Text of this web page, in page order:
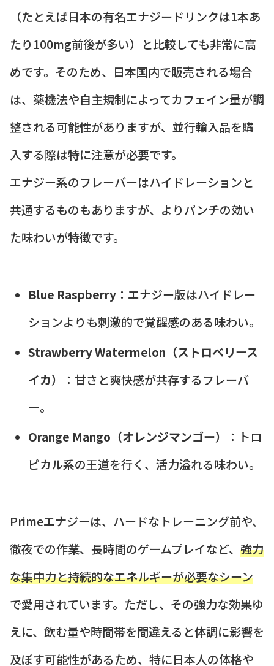
（たとえば日本の有名エナジードリンクは1本あ
たり100mg前後が多い）と比較しても非常に高
めです。そのため、日本国内で販売される場合
は、薬機法や自主規制によってカフェイン量が調
整される可能性がありますが、並行輸入品を購
入する際は特に注意が必要です。
エナジー系のフレーバーはハイドレーションと
共通するものもありますが、よりパンチの効い
た味わいが特徴です。
Blue Raspberry：エナジー版はハイドレー
ションよりも刺激的で覚醒感のある味わい。
Strawberry Watermelon（ストロベリース
イカ）
：甘さと爽快感が共存するフレーバ
ー。
Orange Mango（オレンジマンゴー）
：トロ
ピカル系の王道を行く、活力溢れる味わい。
Primeエナジーは、ハードなトレーニング前や、
徹夜での作業、長時間のゲームプレイなど、 強力
な集中力と持続的なエネルギーが必要なシーン
で愛用されています。ただし、その強力な効果ゆ
えに、飲む量や時間帯を間違えると体調に影響を
及ぼす可能性があるため、特に日本人の体格や